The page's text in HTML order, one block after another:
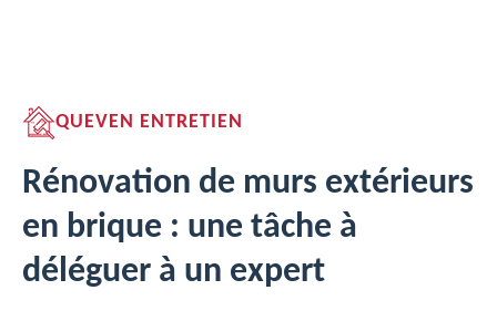
QUEVEN ENTRETIEN
Rénovation de murs extérieurs
en brique : une tâche à
déléguer à un expert